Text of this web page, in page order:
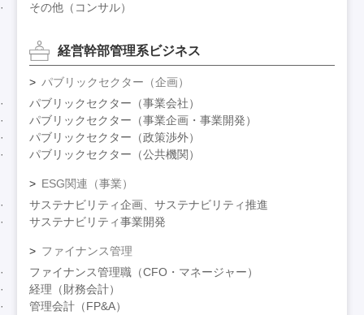
その他（コンサル）
経営幹部管理系ビジネス
パブリックセクター（企画）
パブリックセクター（事業会社）
パブリックセクター（事業企画・事業開発）
パブリックセクター（政策渉外）
パブリックセクター（公共機関）
ESG関連（事業）
サステナビリティ企画、サステナビリティ推進
サステナビリティ事業開発
ファイナンス管理
ファイナンス管理職（CFO・マネージャー）
経理（財務会計）
管理会計（FP&A）